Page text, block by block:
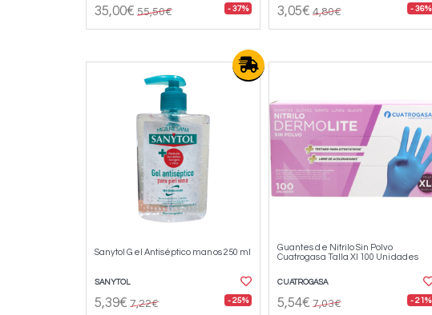
35,00€ 55,50€ - 37% 3,05€ 4,80€ - 36%
Sanytol Gel Antiséptico manos 250 ml
SANYTOL
5,39€ 7,22€ - 25%
Guantes de Nitrilo Sin Polvo
Cuatrogasa Talla Xl 100 Unidades
CUATROGASA
5,54€ 7,03€ - 21%